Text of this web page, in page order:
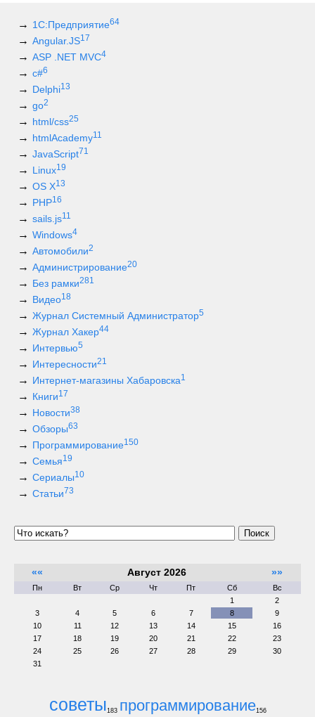
1С:Предприятие64
Angular.JS17
ASP .NET MVC4
c#6
Delphi13
go2
html/css25
htmlAcademy11
JavaScript71
Linux19
OS X13
PHP16
sails.js11
Windows4
Автомобили2
Администрирование20
Без рамки281
Видео18
Журнал Системный Администратор5
Журнал Хакер44
Интервью5
Интересности21
Интернет-магазины Хабаровска1
Книги17
Новости38
Обзоры63
Программирование150
Семья19
Сериалы10
Статьи 73
Поиск
«« Август 2026 »»
Пн Вт Ср Чт Пт Сб
Вс
1
2
3
4 5 6 7 8
9
10
11 12 13 14 15
16
17
18 19 20 21 22
23
24
25 26 27 28 29
30
31
советы183 программирование156